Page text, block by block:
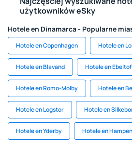
użytkowników eSky
Hotele en Dinamarca - Popularne
Hotele en Copenhagen Hotele en
Hotele en Blavand Hotele en
Hotele en Romo-Molby Hotele en
Hotele en Logstor Hotele en
Hotele en Yderby Hotele en Hampen